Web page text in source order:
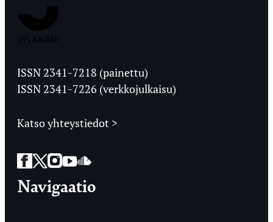
Ylioppilaslehti
ISSN 2341-7218 (painettu)
ISSN 2341-7226 (verkkojulkaisu)
Katso yhteystiedot >
Facebook
Twitter
Instagram
YouTube
SoundCloud
Navigaatio